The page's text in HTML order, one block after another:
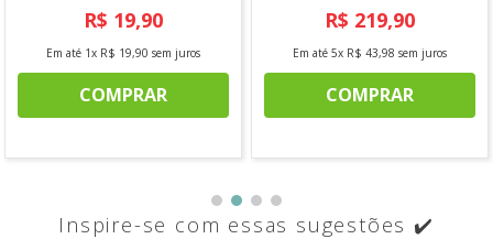
R$ 19,90
Em até 1x R$ 19,90 sem juros
COMPRAR
R$ 219,90
Em até 5x R$ 43,98 sem juros
COMPRAR
Inspire-se com essas sugestões ✔️